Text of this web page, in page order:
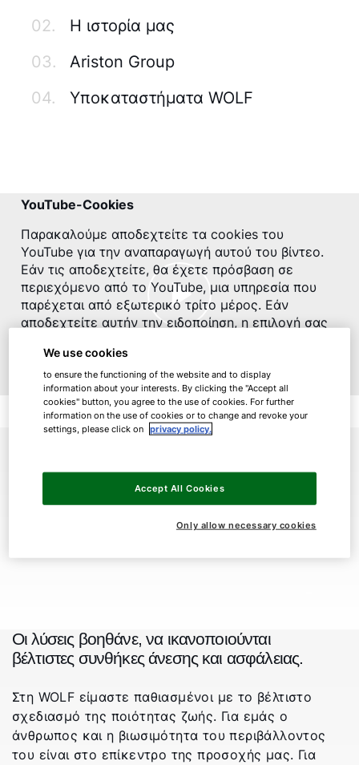
02.
Η ιστορία μας
03.
Ariston Group
04.
Υποκαταστήματα WOLF
YouTube-Cookies
Παρακαλούμε αποδεχτείτε τα cookies του
YouTube για την αναπαραγωγή αυτού του βίντεο.
Εάν τις αποδεχτείτε, θα έχετε πρόσβαση σε
περιεχόμενο από το YouTube, μια υπηρεσία που
παρέχεται από εξωτερικό τρίτο μέρος. Εάν
αποδεχτείτε αυτήν την ειδοποίηση, η επιλογή σας
Αποδεχτείτε το περιεχόμενο YouTube
01.Τι μας οδηγεί
Οι λύσεις βοηθάνε, να ικανοποιούνται
βέλτιστες συνθήκες άνεσης και ασφάλειας.
Στη WOLF είμαστε παθιασμένοι με το βέλτιστο
σχεδιασμό της ποιότητας ζωής. Για εμάς ο
άνθρωπος και η βιωσιμότητα του περιβάλλοντος
του είναι στο επίκεντρο της προσοχής μας. Για
We use cookies
to ensure the functioning of the website and to display
information about your interests. By clicking the "Accept all
cookies" button, you agree to the use of cookies. For further
information on the use of cookies or to change and revoke your
settings, please click on privacy policy.
Only allow necessary cookies
Accept All Cookies